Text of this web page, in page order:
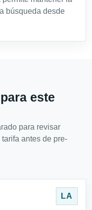
búsqueda desde
este
para revisar
antes de pre-
LA